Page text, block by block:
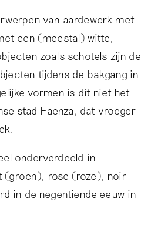
van aardewerk met
een (meestal) witte,
zoals schotels zijn de
tijdens de bakgang in
vormen is dit niet het
stad Faenza, dat vroeger
onderverdeeld in
(groen), rose (roze), noir
in de negentiende eeuw in